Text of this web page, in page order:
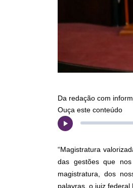
Da redação com
Ouça este conteúdo
“Magistratura
das gestões que
magistratura, dos
palavras, o juiz